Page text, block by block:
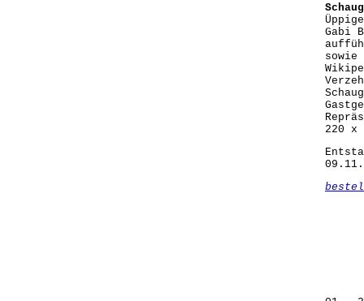
Gabi
220 x